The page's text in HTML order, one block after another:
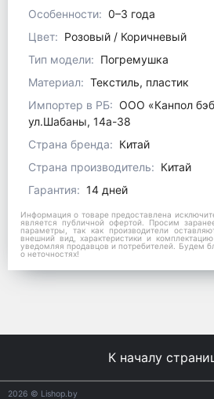
Особенности: 0–3 года
Цвет: Розовый / Коричневый
Тип модели: Погремушка
Материал: Текстиль, пластик
Импортер в РБ: ООО «Канпол
ул.Шабаны, 14а-38
Страна бренда: Китай
Страна производитель: Китай
Гарантия: 14 дней
Информация о товаре предоставлена
является публичной офертой. Просим
параметры, так как производители
внешний вид, характеристики и
уведомляя продавцов и потребителей. Будем
о неточностях!
К началу
2026 © Lishop.by